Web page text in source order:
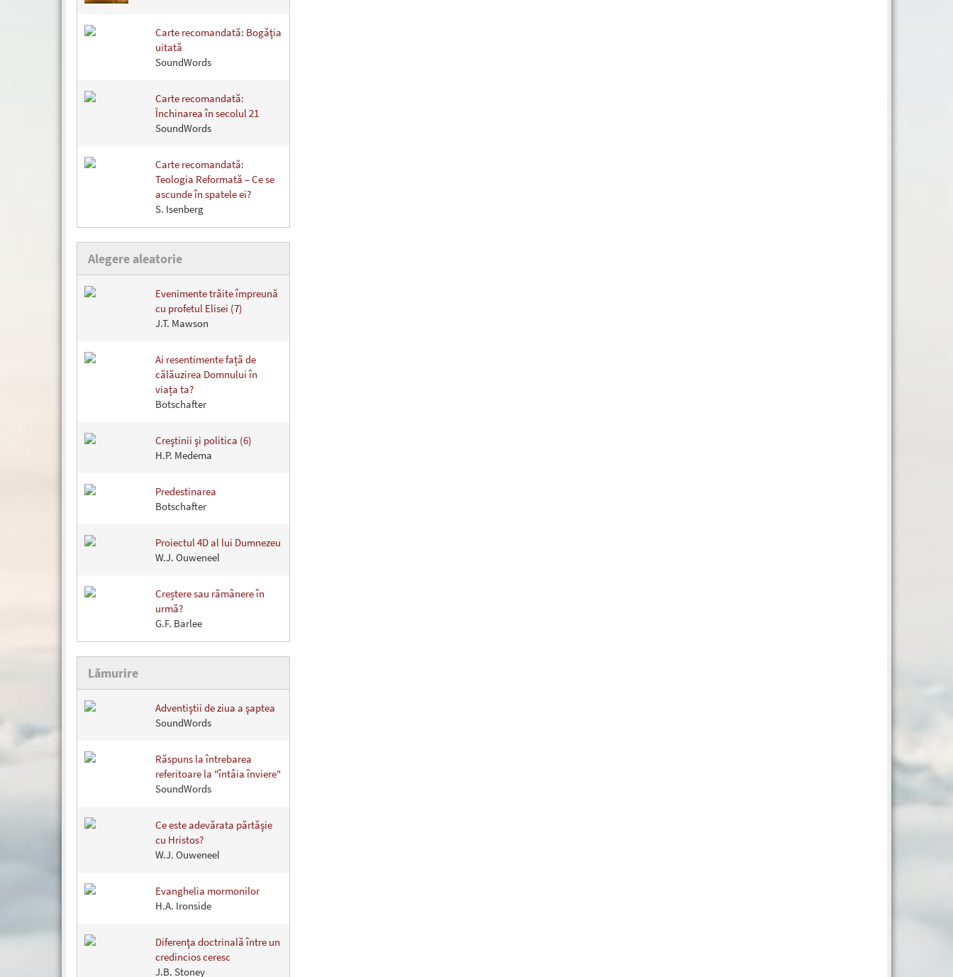
Carte recomandată: Bogăţia
uitată
SoundWords
Carte recomandată:
Închinarea în secolul 21
SoundWords
Carte recomandată:
Teologia Reformată – Ce se
ascunde în spatele ei?
S. Isenberg
Alegere aleatorie
Evenimente trăite împreună
cu profetul Elisei (7)
J.T. Mawson
Ai resentimente față de
călăuzirea Domnului în
viața ta?
Botschafter
Creştinii şi politica (6)
H.P. Medema
Predestinarea
Botschafter
Proiectul 4D al lui Dumnezeu
W.J. Ouweneel
Creștere sau rămânere în
urmă?
G.F. Barlee
Lămurire
Adventiştii de ziua a şaptea
SoundWords
Răspuns la întrebarea
referitoare la "întâia înviere"
SoundWords
Ce este adevărata părtăşie
cu Hristos?
W.J. Ouweneel
Evanghelia mormonilor
H.A. Ironside
Diferenţa doctrinală între un
credincios ceresc
J.B. Stoney